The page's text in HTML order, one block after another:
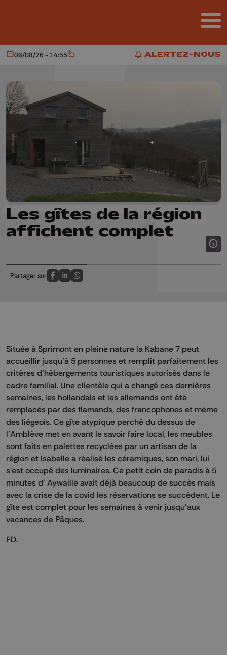
ALERTEZ-NOUS
ALERTEZ-NOUS
Aujourd'hui
06/08/26 - 14:55 Météo
Les gîtes de la région
affichent complet
Partager sur
Partagez sur FaceBook
Partagez sur LinkedIn
Partagez sur Whatsapp
Située à Sprimont en pleine nature la Kabane 7 peut
accueillir jusqu’à 5 personnes et remplit parfaitement les
critères d’hébergements touristiques autorisés dans le
cadre familial. Une clientèle qui a changé ces dernières
semaines, les hollandais et les allemands ont été
remplacés par des flamands, des francophones et même
des liégeois. Ce gîte atypique perché du dessus de
l'Amblève met en avant le savoir faire local, les meubles
sont faits en palettes recyclées par un artisan de la
région et Isabelle a réalisé les céramiques, son mari, lui
s'est occupé des luminaires. Ce petit coin de paradis à 5
minutes d' Aywaille avait déjà beaucoup de succès mais
avec la crise de la covid les réservations se succèdent. Le
gîte est complet pour les semaines à venir jusqu'aux
vacances de Pâques.
FD.